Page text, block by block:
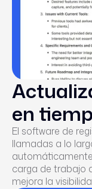
en
El software de
llamadas a lo
carga de trabajo
mejora la